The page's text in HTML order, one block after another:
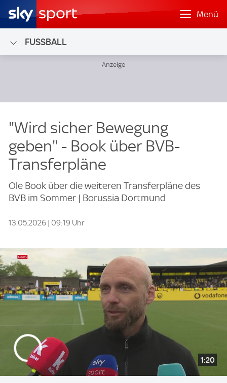
Menü
FUSSBALL
"Wird sicher Bewegung
geben" - Book über BVB-
Transferpläne
Ole Book über die weiteren Transferpläne des
BVB im Sommer | Borussia Dortmund
13.05.2026 | 09:19 Uhr
1:20